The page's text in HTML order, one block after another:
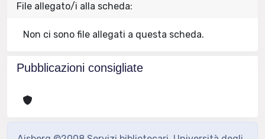
File allegato/i alla scheda:
Non ci sono file allegati a questa scheda.
Pubblicazioni consigliate